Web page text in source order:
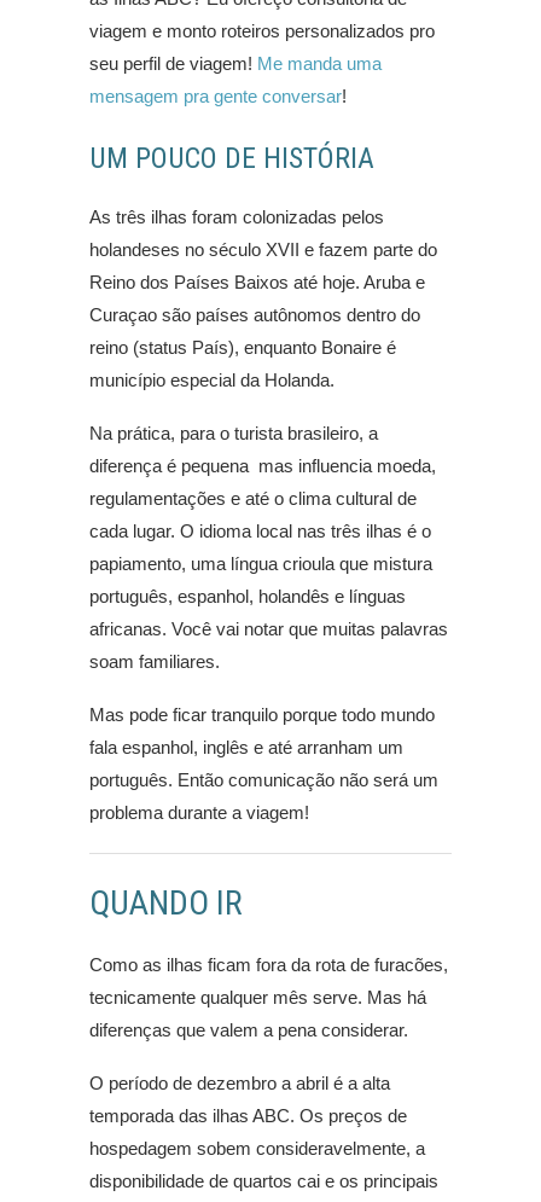
viagem e monto roteiros personalizados pro
seu perfil de viagem! Me manda uma
mensagem pra gente conversar!
UM POUCO DE HISTÓRIA
As três ilhas foram colonizadas pelos
holandeses no século XVII e fazem parte do
Reino dos Países Baixos até hoje. Aruba e
Curaçao são países autônomos dentro do
reino (status País), enquanto Bonaire é
município especial da Holanda.
Na prática, para o turista brasileiro, a
diferença é pequena mas influencia moeda,
regulamentações e até o clima cultural de
cada lugar. O idioma local nas três ilhas é o
papiamento, uma língua crioula que mistura
português, espanhol, holandês e línguas
africanas. Você vai notar que muitas palavras
soam familiares.
Mas pode ficar tranquilo porque todo mundo
fala espanhol, inglês e até arranham um
português. Então comunicação não será um
problema durante a viagem!
QUANDO IR
Como as ilhas ficam fora da rota de furacões,
tecnicamente qualquer mês serve. Mas há
diferenças que valem a pena considerar.
O período de dezembro a abril é a alta
temporada das ilhas ABC. Os preços de
hospedagem sobem consideravelmente, a
disponibilidade de quartos cai e os principais